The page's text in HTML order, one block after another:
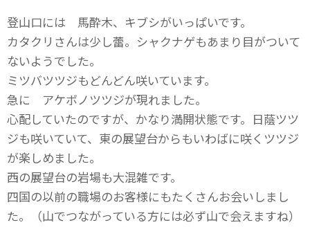
登山口には 馬酔木、キブシがいっぱいです。
カタクリさんは少し蕾。シャクナゲもあまり目がついて
ないようでした。
ミツバツツジもどんどん咲いています。
急に アケボノツツジが現れました。
心配していたのですが、かなり満開状態です。日蔭ツツ
ジも咲いていて、東の展望台からもいわばに咲くツツジ
が楽しめました。
西の展望台の岩場も大混雑です。
四国の以前の職場のお客様にもたくさんお会いしまし
た。（山でつながっている方には必ず山で会えますね）